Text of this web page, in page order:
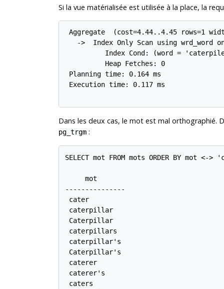
Si la vue matérialisée est utilisée à la place, la
Aggregate  (cost=4.44..4.45 rows=1
->  Index Only Scan using wrd_word
Index Cond: (word =
          Heap Fetches: 0
Planning time: 0.164 ms
Execution time: 0.117 ms
Dans les deux cas, le mot est mal orthographié.
pg_trgm:
SELECT mot FROM mots ORDER BY mot
     mot
---------------
cater
caterpillar
Caterpillar
caterpillars
caterpillar's
Caterpillar's
caterer
caterer's
caters